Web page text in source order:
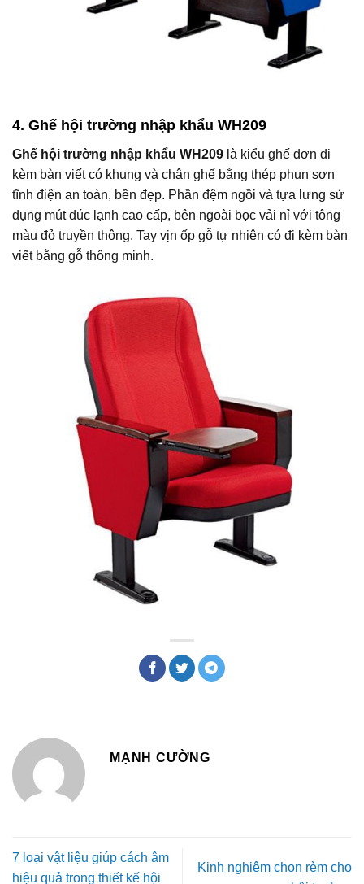
4. Ghế hội trường nhập khẩu WH209
Ghế hội trường nhập khẩu WH209 là kiểu ghế đơn đi
kèm bàn viết có khung và chân ghế bằng thép phun sơn
tĩnh điện an toàn, bền đẹp. Phần đệm ngồi và tựa lưng sử
dụng mút đúc lạnh cao cấp, bên ngoài bọc vải nỉ với tông
màu đỏ truyền thông. Tay vịn ốp gỗ tự nhiên có đi kèm bàn
viết bằng gỗ thông minh.
MẠNH CƯỜNG
7 loại vật liệu giúp cách âm
hiệu quả trong thiết kế hội
Kinh nghiệm chọn rèm cho